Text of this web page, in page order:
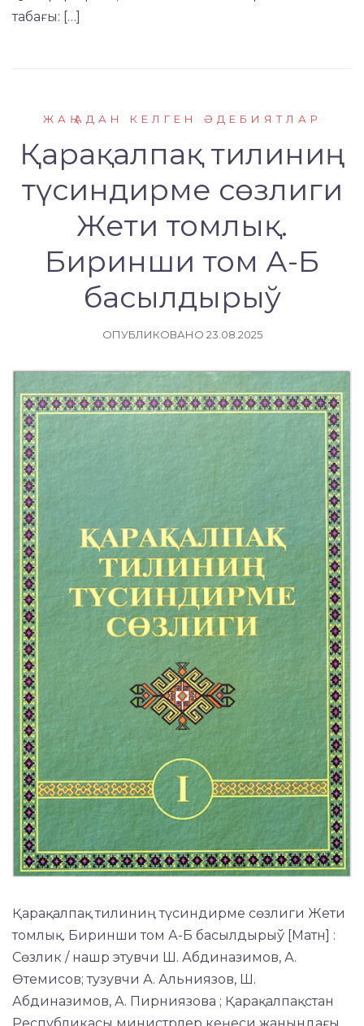
табағы: […]
ЖАҢАДАН КЕЛГЕН ӘДЕБИЯТЛАР
Қарақалпақ тилиниң
түсиндирме сөзлиги
Жети томлық.
Биринши том А-Б
басылдырыў
ОПУБЛИКОВАНО 23.08.2025
Қарақалпақ тилиниң түсиндирме сөзлиги Жети
томлық. Биринши том А-Б басылдырыў [Матн] :
Сөзлик / нашр этувчи Ш. Абдиназимов, А.
Өтемисов; тузувчи А. Альниязов, Ш.
Абдиназимов, А. Пирниязова ; Қарақалпақстан